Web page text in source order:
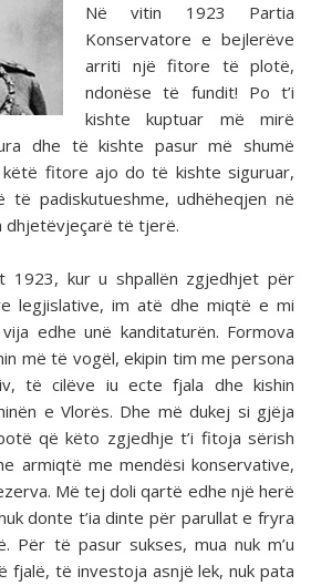
Në vitin 1923 Partia
Konservatore e bejlerëve
arriti një fitore të plotë,
ndonëse të fundit! Po t’i
kishte kuptuar më mirë
dhe të kishte pasur më shumë
fitore ajo do të kishte siguruar,
të padiskutueshme, udhëheqjen në
dhjetëvjeçarë të tjerë.
kur u shpallën zgjedhjet për
legjislative, im atë dhe miqtë e mi
edhe unë kanditaturën. Formova
më të vogël, ekipin tim me persona
të cilëve iu ecte fjala dhe kishin
e Vlorës. Dhe më dukej si gjëja
që këto zgjedhje t’i fitoja sërish
armiqtë me mendësi konservative,
Më tej doli qartë edhe një herë
donte t’ia dinte për parullat e fryra
Për të pasur sukses, mua nuk m’u
fjalë, të investoja asnjë lek, nuk pata